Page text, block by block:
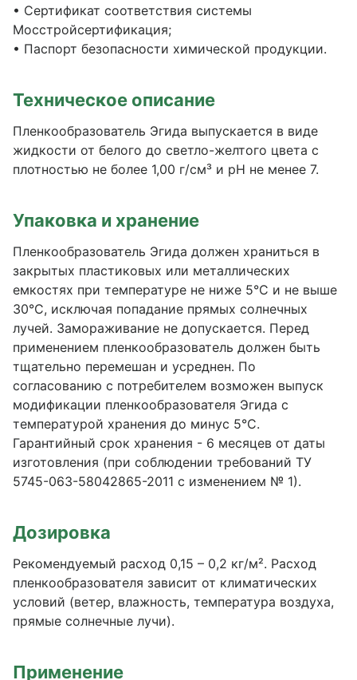
• Сертификат соответствия системы
Мосстройсертификация;
• Паспорт безопасности химической продукции.
Техническое описание
Пленкообразователь Эгида выпускается в виде
жидкости от белого до светло-желтого цвета с
плотностью не более 1,00 г/см³ и рН не менее 7.
Упаковка и хранение
Пленкообразователь Эгида должен храниться в
закрытых пластиковых или металлических
емкостях при температуре не ниже 5°С и не выше
30°С, исключая попадание прямых солнечных
лучей. Замораживание не допускается. Перед
применением пленкообразователь должен быть
тщательно перемешан и усреднен. По
согласованию с потребителем возможен выпуск
модификации пленкообразователя Эгида с
температурой хранения до минус 5°С.
Гарантийный срок хранения - 6 месяцев от даты
изготовления (при соблюдении требований ТУ
5745-063-58042865-2011 с изменением № 1).
Дозировка
Рекомендуемый расход 0,15 – 0,2 кг/м². Расход
пленкообразователя зависит от климатических
условий (ветер, влажность, температура воздуха,
прямые солнечные лучи).
Применение